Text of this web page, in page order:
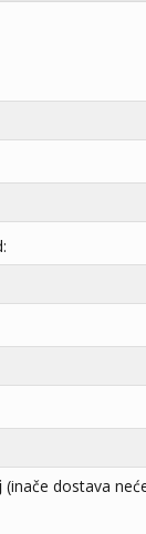
(inače dostava